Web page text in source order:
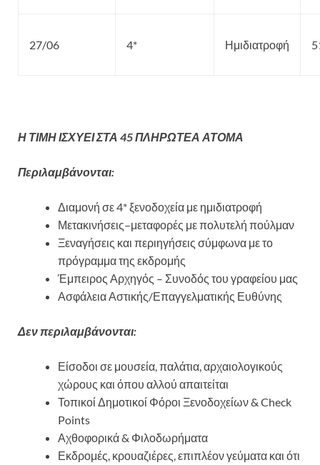
27/06 4* Ημιδιατροφή
Η ΤΙΜΗ ΙΣΧΥΕΙ ΣΤΑ 45 ΠΛΗΡΩΤΕΑ ΑΤΟΜΑ
Περιλαμβάνονται:
Διαμονή σε 4* ξενοδοχεία με ημιδιατροφή
Μετακινήσεις–μεταφορές με πολυτελή πούλμαν
Ξεναγήσεις και περιηγήσεις σύμφωνα με το
πρόγραμμα της εκδρομής
Έμπειρος Αρχηγός – Συνοδός του γραφείου μας
Ασφάλεια Αστικής/Επαγγελματικής Ευθύνης
Δεν περιλαμβάνονται:
Είσοδοι σε μουσεία, παλάτια, αρχαιολογικούς
χώρους και όπου αλλού απαιτείται
Τοπικοί Δημοτικοί Φόροι Ξενοδοχείων & Check
Points
Αχθοφορικά & Φιλοδωρήματα
Εκδρομές, κρουαζιέρες, επιπλέον γεύματα και ότι